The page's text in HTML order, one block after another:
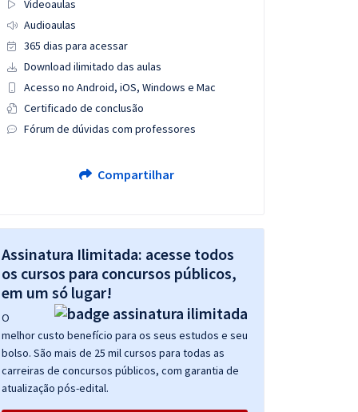
Videoaulas
Audioaulas
365 dias para acessar
Download ilimitado das aulas
Acesso no Android, iOS, Windows e Mac
Certificado de conclusão
Fórum de dúvidas com professores
Compartilhar
Assinatura Ilimitada: acesse todos
os cursos para concursos públicos,
em um só lugar!
O
melhor custo benefício para os seus estudos e seu
bolso. São mais de 25 mil cursos para todas as
carreiras de concursos públicos, com garantia de
atualização pós-edital.